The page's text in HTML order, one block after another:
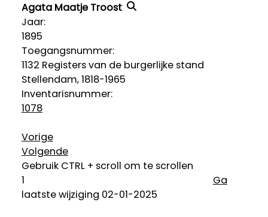
Agata Maatje Troost
Jaar:
1895
Toegangsnummer:
1132 Registers van de burgerlijke stand
Stellendam, 1818-1965
Inventarisnummer:
1078
Vorige
Volgende
Gebruik CTRL + scroll om te scrollen
Ga
laatste wijziging 02-01-2025